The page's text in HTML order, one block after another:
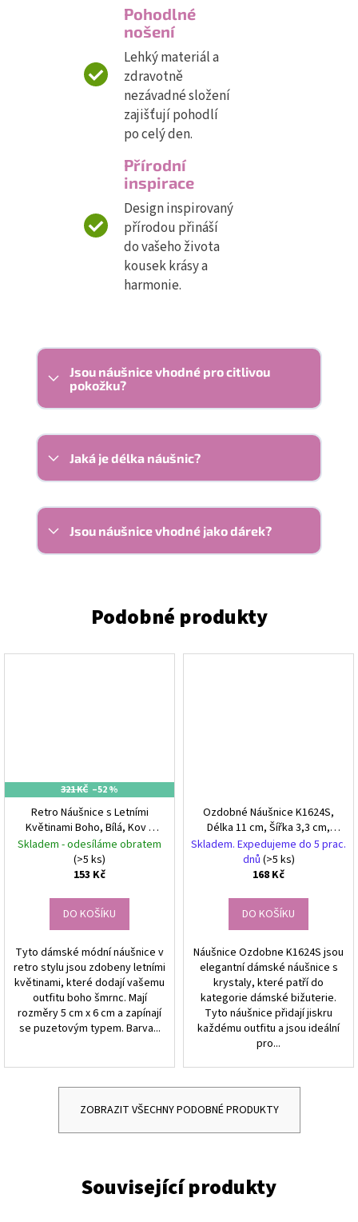
Pohodlné
nošení
Lehký materiál a
zdravotně
nezávadné složení
zajišťují pohodlí
po celý den.
Přírodní
inspirace
Design inspirovaný
přírodou přináší
do vašeho života
kousek krásy a
harmonie.
Jsou náušnice vhodné pro citlivou
pokožku?
Jaká je délka náušnic?
Jsou náušnice vhodné jako dárek?
321 KČ –52 %
Retro Náušnice s Letními
Květinami Boho, Bílá, Kov a
Akryl, 5x6 cm
Skladem - odesíláme obratem
(>5 ks)
153 Kč
DO KOŠÍKU
Tyto dámské módní náušnice v
retro stylu jsou zdobeny letními
květinami, které dodají vašemu
outfitu boho šmrnc. Mají
rozměry 5 cm x 6 cm a zapínají
se puzetovým typem. Barva...
Ozdobné Náušnice K1624S,
Délka 11 cm, Šířka 3,3 cm,
Antialergické
Skladem. Expedujeme do 5 prac.
dnů (>5 ks)
168 Kč
DO KOŠÍKU
Náušnice Ozdobne K1624S jsou
elegantní dámské náušnice s
krystaly, které patří do
kategorie dámské bižuterie.
Tyto náušnice přidají jiskru
každému outfitu a jsou ideální
pro...
ZOBRAZIT VŠECHNY PODOBNÉ PRODUKTY